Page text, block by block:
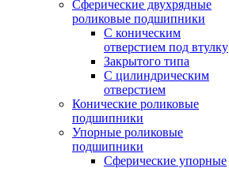
Сферические двухрядные
роликовые подшипники
С коническим
отверстием под втулку
Закрытого типа
С цилиндрическим
отверстием
Конические роликовые
подшипники
Упорные роликовые
подшипники
Сферические упорные